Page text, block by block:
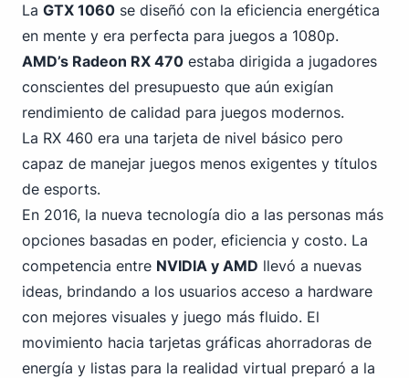
La GTX 1060 se diseñó con la eficiencia energética
en mente y era perfecta para juegos a 1080p.
AMD’s Radeon RX 470 estaba dirigida a jugadores
conscientes del presupuesto que aún exigían
rendimiento de calidad para juegos modernos.
La RX 460 era una tarjeta de nivel básico pero
capaz de manejar juegos menos exigentes y títulos
de esports.
En 2016, la nueva tecnología dio a las personas más
opciones basadas en poder, eficiencia y costo. La
competencia entre NVIDIA y AMD llevó a nuevas
ideas, brindando a los usuarios acceso a hardware
con mejores visuales y juego más fluido. El
movimiento hacia tarjetas gráficas ahorradoras de
energía y listas para la realidad virtual preparó a la